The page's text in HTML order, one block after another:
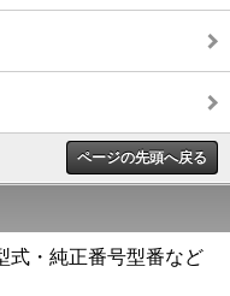
ページの先頭へ戻る
式・純正番号型番など